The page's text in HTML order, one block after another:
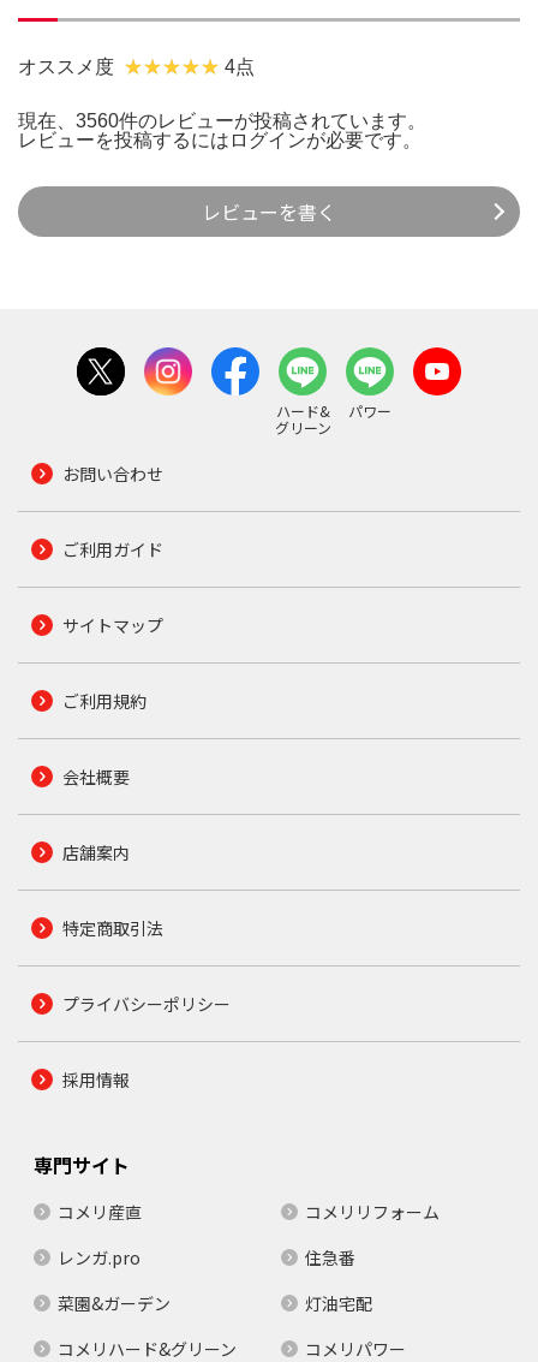
オススメ度 4点
現在、3560件のレビューが投稿されています。
レビューを投稿するには ログインが必要です。
レビューを書く
ハード&
グリーン
パワー
お問い合わせ
ご利用ガイド
サイトマップ
ご利用規約
会社概要
店舗案内
特定商取引法
プライバシーポリシー
採用情報
専門サイト
コメリ産直
コメリリフォーム
レンガ.pro
住急番
菜園&ガーデン
灯油宅配
コメリハード&グリーン
コメリパワー